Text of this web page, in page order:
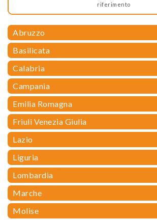
riferimento
Abruzzo
Basilicata
Calabria
Campania
Emilia Romagna
Friuli Venezia Giulia
Lazio
Liguria
Lombardia
Marche
Molise